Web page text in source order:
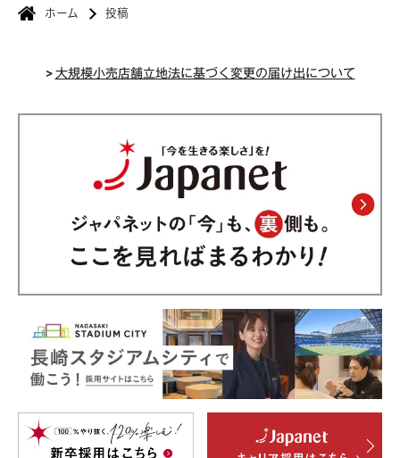
ホーム 投稿
>大規模小売店舗立地法に基づく変更の届け出について